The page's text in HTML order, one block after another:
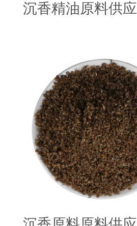
沉香精油原料供应